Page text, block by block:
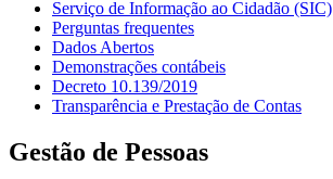
Serviço de Informação ao Cidadão (SIC)
Perguntas frequentes
Dados Abertos
Demonstrações contábeis
Decreto 10.139/2019
Transparência e Prestação de Contas
Gestão de Pessoas